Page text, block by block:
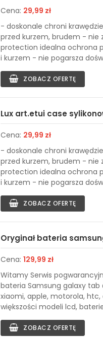
Cena: 29,99 zł
- doskonale chroni
przed kurzem, brudem - nie
protection idealna ochrona
i kurzem - nie pogarsza
ZOBACZ OFERTĘ
Lux art.etui case
Cena: 29,99 zł
- doskonale chroni
przed kurzem, brudem - nie
protection idealna ochrona
i kurzem - nie pogarsza
ZOBACZ OFERTĘ
Oryginał bateria
Cena:129,99 zł
Witamy Serwis
bateria Samsung galaxy tab
xiaomi, apple, motorola,
większości modeli lcd,
ZOBACZ OFERTĘ